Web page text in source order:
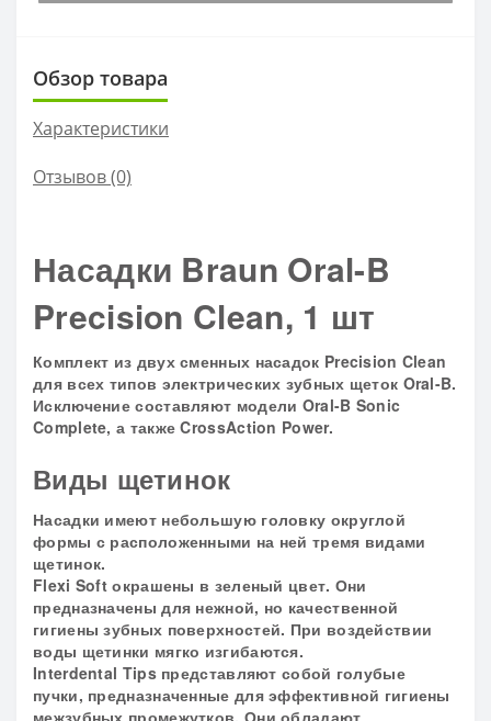
Обзор товара
Характеристики
Отзывов (0)
Насадки Braun Oral-B
Precision Clean, 1 шт
Комплект из двух сменных насадок Precision Clean
для всех типов электрических зубных щеток Oral-B.
Исключение составляют модели Oral-B Sonic
Complete, а также CrossAction Power.
Виды щетинок
Насадки имеют небольшую головку округлой
формы с расположенными на ней тремя видами
щетинок.
Flexi Soft окрашены в зеленый цвет. Они
предназначены для нежной, но качественной
гигиены зубных поверхностей. При воздействии
воды щетинки мягко изгибаются.
Interdental Tips представляют собой голубые
пучки, предназначенные для эффективной гигиены